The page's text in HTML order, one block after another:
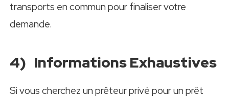
transports en commun pour finaliser votre
demande.
4) Informations Exhaustives
Si vous cherchez un prêteur privé pour un prêt